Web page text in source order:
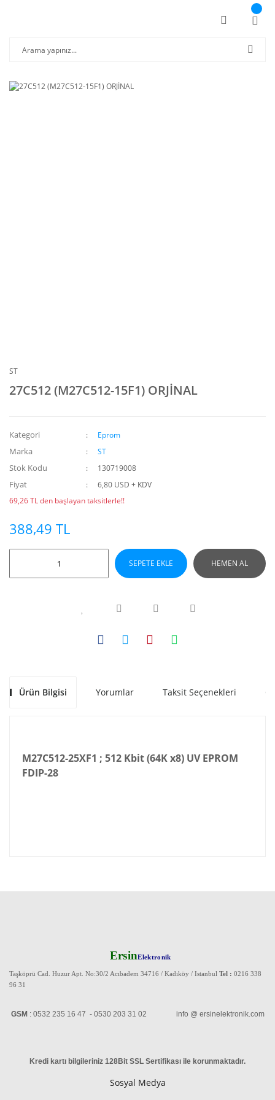
ST
27C512 (M27C512-15F1) ORJİNAL
Kategori Eprom
Marka ST
Stok Kodu 130719008
Fiyat
6,80 USD + KDV
69,26 TL den başlayan taksitlerle!!
388,49 TL
SEPETE EKLE HEMEN AL
Ürün Bilgisi Yorumlar Taksit Seçenekleri
M27C512-25XF1 ; 512 Kbit (64K x8) UV EPROM
FDIP-28
ErsinElektronik
Taşköprü Cad. Huzur Apt. No:30/2 Acıbadem 34716 / Kadıköy / Istanbul Tel : 0216 338
96 31
GSM : 0532 235 16 47 - 0530 203 31 02 info @ ersinelektronik.com
Kredi kartı bilgileriniz 128Bit SSL Sertifikası ile korunmaktadır.
Sosyal Medya